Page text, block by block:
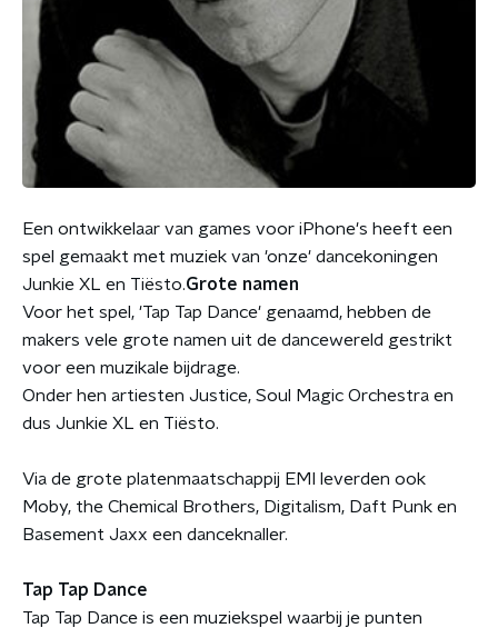
Een ontwikkelaar van games voor iPhone's heeft een
spel gemaakt met muziek van 'onze' dancekoningen
Junkie XL en Tiësto.Grote namen
Voor het spel, 'Tap Tap Dance' genaamd, hebben de
makers vele grote namen uit de dancewereld gestrikt
voor een muzikale bijdrage.
Onder hen artiesten Justice, Soul Magic Orchestra en
dus Junkie XL en Tiësto.
Via de grote platenmaatschappij EMI leverden ook
Moby, the Chemical Brothers, Digitalism, Daft Punk en
Basement Jaxx een danceknaller.
Tap Tap Dance
Tap Tap Dance is een muziekspel waarbij je punten